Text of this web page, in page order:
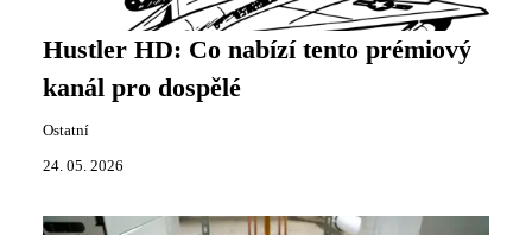
Hustler HD: Co nabízí tento prémiový
kanál pro dospělé
Ostatní
24. 05. 2026